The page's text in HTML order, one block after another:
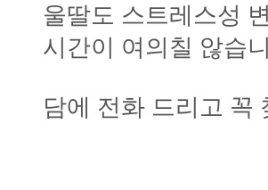
울딸도 스트레스성
시간이 여의칠 않습
담에 전화 드리고 꼭